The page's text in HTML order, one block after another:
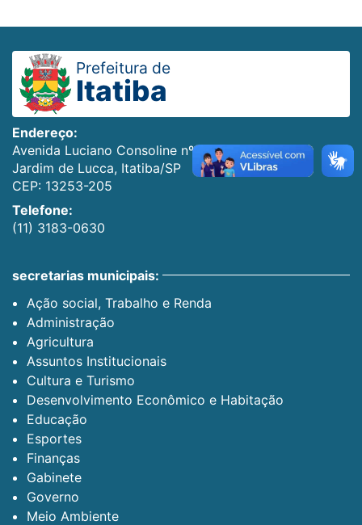
Prefeitura de
Itatiba
Endereço:
Avenida Luciano Consoline nº 600
Jardim de Lucca, Itatiba/SP
CEP: 13253-205
Telefone:
(11) 3183-0630
secretarias municipais:
Ação social, Trabalho e Renda
Administração
Agricultura
Assuntos Institucionais
Cultura e Turismo
Desenvolvimento Econômico e Habitação
Educação
Esportes
Finanças
Gabinete
Governo
Meio Ambiente